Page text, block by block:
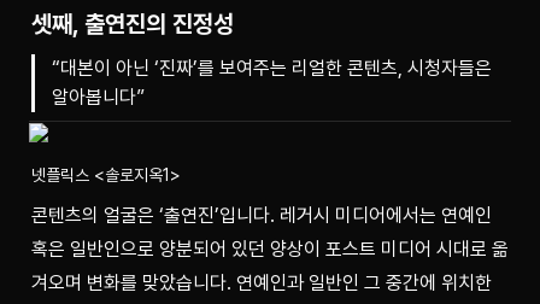
셋째, 출연진의 진정성
“대본이 아닌 ‘진짜’를 보여주는 리얼한 콘텐츠, 시청자들은
알아봅니다”
넷플릭스 <솔로지옥1>
콘텐츠의 얼굴은 ‘출연진’입니다. 레거시 미디어에서는 연예인
혹은 일반인으로 양분되어 있던 양상이 포스트 미디어 시대로 옮
겨오며 변화를 맞았습니다. 연예인과 일반인 그 중간에 위치한